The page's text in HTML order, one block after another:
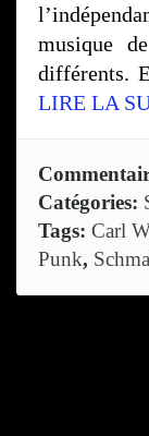
musique
différents.
LIRE LA
Catégories:
Tags: Carl
Punk,